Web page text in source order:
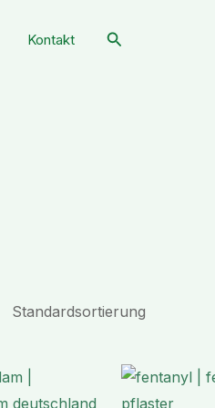
Kontakt Suchen
Preisspanne:
bis